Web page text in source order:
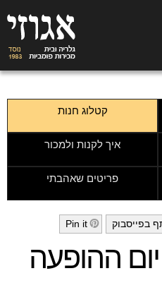
קטלוג חנות
איך לקנות ולמכור
פריטים שאהבתי
בפייסבוק h
Pin it
ההופעה